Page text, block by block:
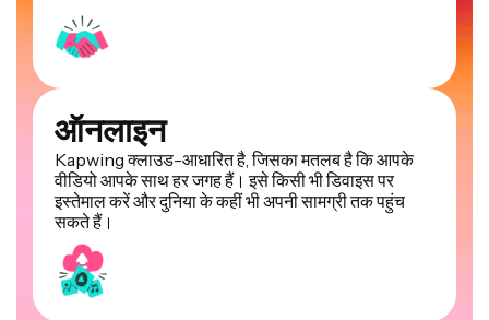
ऑनलाइन
Kapwing क्लाउड-आधारित है, जिसका मतलब है कि आपके
वीडियो आपके साथ हर जगह हैं। इसे किसी भी डिवाइस पर
इस्तेमाल करें और दुनिया के कहीं भी अपनी सामग्री तक पहुंच
सकते हैं।